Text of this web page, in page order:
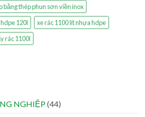
bằng thép phun sơn viền inox
120l
xe rác 1100 lít nhựa hdpe
rác 1100l
NGHIỆP(44)